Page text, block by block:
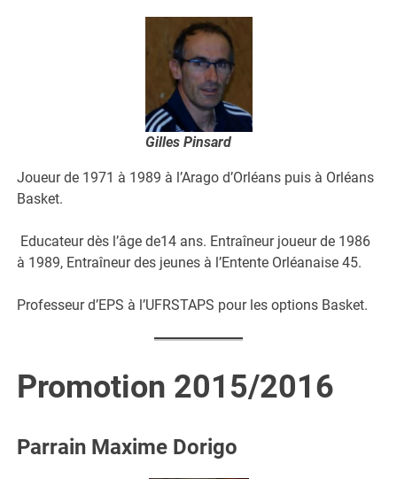
Gilles Pinsard
Joueur de 1971 à 1989 à l’Arago d’Orléans puis à Orléans
Basket.
Educateur dès l’âge de14 ans. Entraîneur joueur de 1986
à 1989, Entraîneur des jeunes à l’Entente Orléanaise 45.
Professeur d’EPS à l’UFRSTAPS pour les options Basket.
Promotion 2015/2016
Parrain Maxime Dorigo